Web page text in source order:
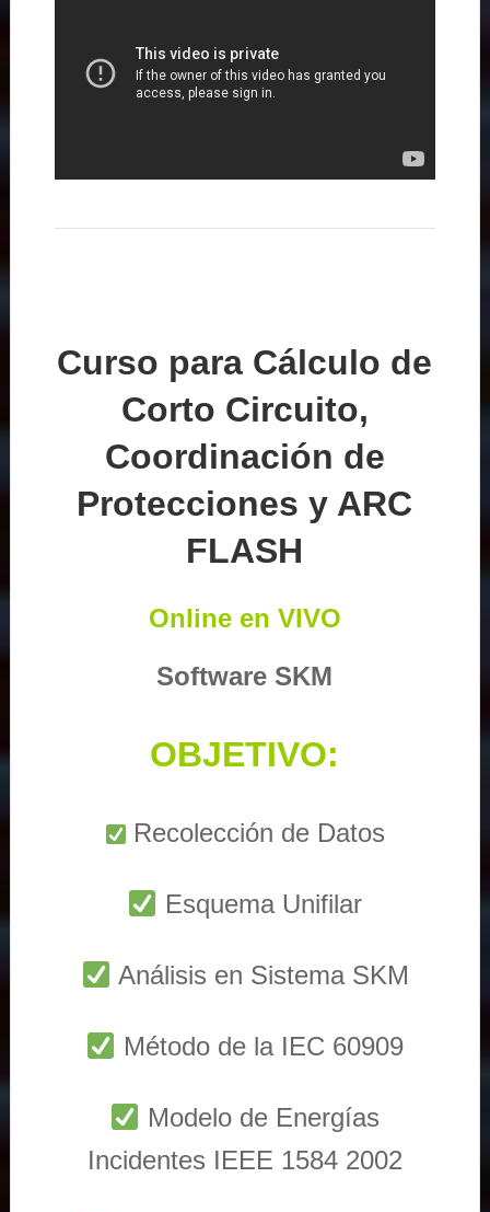
Curso para Cálculo de
Corto Circuito,
Coordinación de
Protecciones y ARC
FLASH
Online en VIVO
Software SKM
OBJETIVO:
Recolección de Datos
Esquema Unifilar
Análisis en Sistema SKM
Método de la IEC 60909
Modelo de Energías
Incidentes IEEE 1584 2002